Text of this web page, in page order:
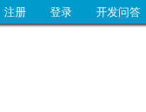
开发问答
登录
注册